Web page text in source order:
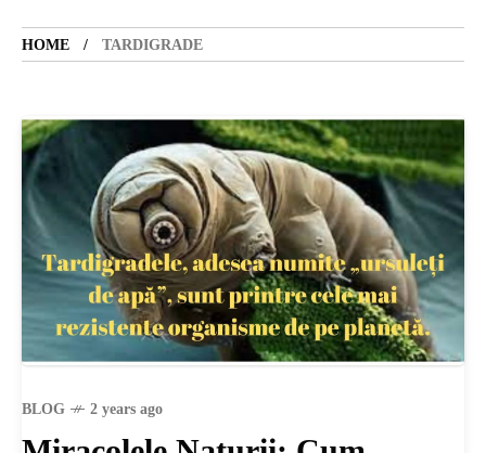
HOME TARDIGRADE
BLOG 2 years ago
TRAVEL
SANATATE
SI
INGRIJIRE
ISTORIE
NATURĂ